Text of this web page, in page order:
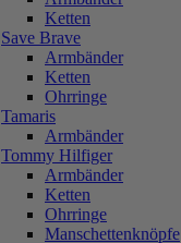
Ketten
Save Brave
Armbänder
Ketten
Ohrringe
Tamaris
Armbänder
Tommy Hilfiger
Armbänder
Ketten
Ohrringe
Manschettenknöpfe